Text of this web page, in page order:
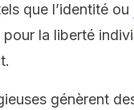
que l’identité ou
pour la liberté
génèrent